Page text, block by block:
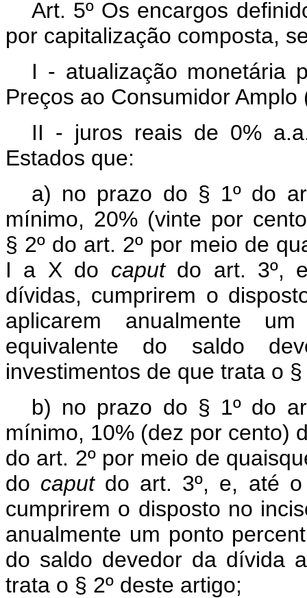
Art. 5º Os encargos
por capitalização composta,
I - atualização monetária
Preços ao Consumidor Amplo
II - juros reais de 0%
Estados que:
a) no prazo do § 1º do
mínimo, 20% (vinte por
§ 2º do art. 2º por meio de
I a X do caputdo art. 3º,
dívidas, cumprirem o
aplicarem anualmente
equivalente do saldo
investimentos de que trata o
b) no prazo do § 1º do
mínimo, 10% (dez por cento)
do art. 2º por meio de
do caputdo art. 3º, e, até o
cumprirem o disposto no
anualmente um ponto
do saldo devedor da dívida
trata o § 2º deste artigo;